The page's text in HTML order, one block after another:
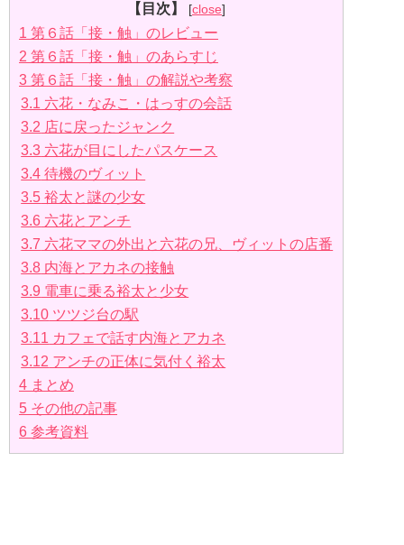
【目次】 [close]
1 第６話「接・触」のレビュー
2 第６話「接・触」のあらすじ
3 第６話「接・触」の解説や考察
3.1 六花・なみこ・はっすの会話
3.2 店に戻ったジャンク
3.3 六花が目にしたパスケース
3.4 待機のヴィット
3.5 裕太と謎の少女
3.6 六花とアンチ
3.7 六花ママの外出と六花の兄、ヴィットの店番
3.8 内海とアカネの接触
3.9 電車に乗る裕太と少女
3.10 ツツジ台の駅
3.11 カフェで話す内海とアカネ
3.12 アンチの正体に気付く裕太
4 まとめ
5 その他の記事
6 参考資料